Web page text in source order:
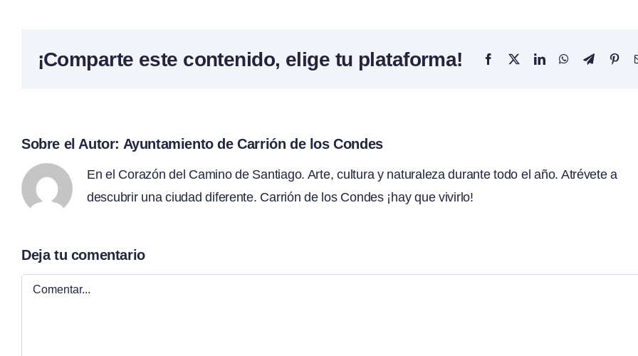
¡Comparte este contenido, elige tu plataforma! Facebook
X LinkedInWhatsApp
Telegram
Sobre el Autor: Ayuntamiento de Carrión de los Condes
En el Corazón del Camino de Santiago. Arte, cultura y naturaleza durante todo el año. Atrévete a
descubrir una ciudad diferente. Carrión de los Condes ¡hay que vivirlo!
Deja tu comentario
Comentar